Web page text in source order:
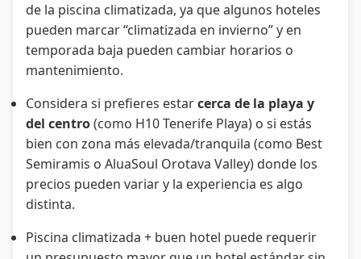
de la piscina climatizada, ya que algunos hoteles
pueden marcar “climatizada en invierno” y en
temporada baja pueden cambiar horarios o
mantenimiento.
Considera si prefieres estarcerca de la playa y
del centro(como H10 Tenerife Playa) o si estás
bien con zona más elevada/tranquila (como Best
Semiramis o AluaSoul Orotava Valley) donde los
precios pueden variar y la experiencia es algo
distinta.
Piscina climatizada + buen hotel puede requerir